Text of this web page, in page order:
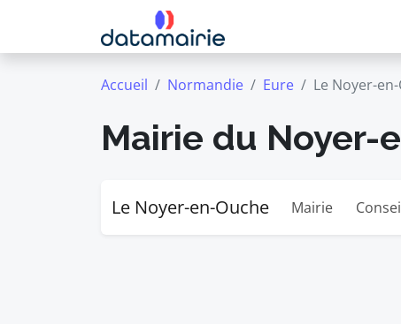
Accueil Normandie Eure Le Noyer-
Mairie du Noyer-
Le Noyer-en-Ouche Mairie